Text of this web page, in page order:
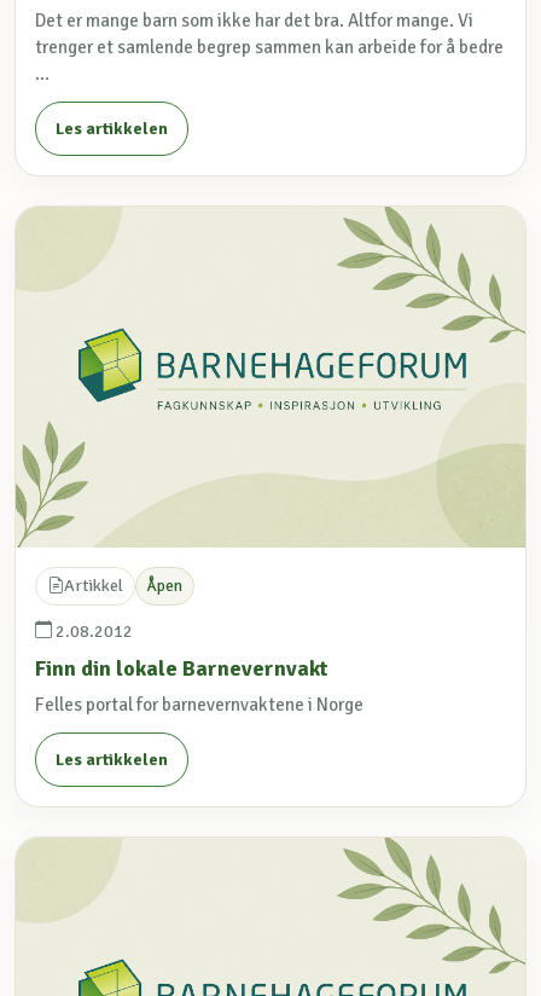
Det er mange barn som ikke har det bra. Altfor mange. Vi
trenger et samlende begrep sammen kan arbeide for å bedre
...
Les artikkelen
Artikkel Åpen
2.08.2012
Finn din lokale Barnevernvakt
Felles portal for barnevernvaktene i Norge
Les artikkelen